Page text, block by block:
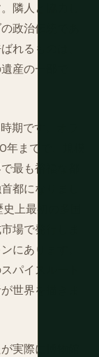
隣人と協力し
政治伝統であ
れるものは、
産の一部で
期です。オラ
までで、規模
最も裕福な都
都になりまし
上最初の多国
場で発行しま
にあります。
パイスルート
世界を描きま
実際に博物館